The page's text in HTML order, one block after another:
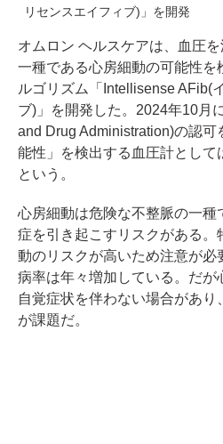
リセンスエイフィブ)」を開発
オムロン ヘルスケアは、血圧
一種である心房細動の可能性を
ルゴリズム「Intellisense AFib(
ブ)」を開発した。2024年10月
and Drug Administration)の認可
能性」を検出する血圧計として
という。
心房細動は危険な不整脈の一種
症を引き起こすリスクがある。
動のリスクが高いため注意が必
病率は年々増加している。だが
自覚症状を伴わない場合があり
が課題だ。